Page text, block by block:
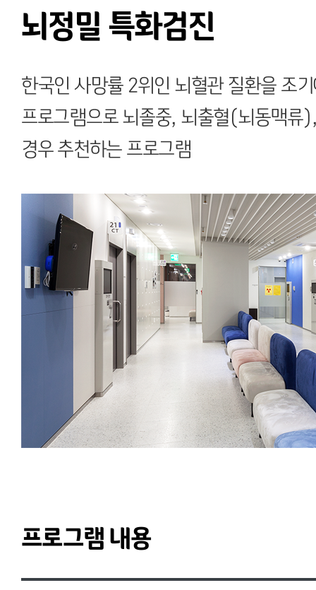
뇌정밀 특화검진
한국인 사망률 2위인 뇌혈관 질환을 조
프로그램으로 뇌졸중, 뇌출혈(뇌동맥류
경우 추천하는 프로그램
프로그램 내용